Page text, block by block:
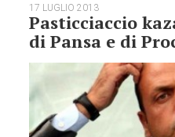
17 LUGLIO 2013
Pasticciaccio
di Pansa e di